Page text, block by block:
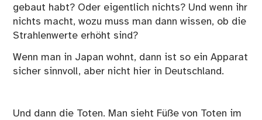
gebaut habt? Oder eigentlich nichts? Und wenn ihr
nichts macht, wozu muss man dann wissen, ob die
Strahlenwerte erhöht sind?
Wenn man in Japan wohnt, dann ist so ein Apparat
sicher sinnvoll, aber nicht hier in Deutschland.
Und dann die Toten. Man sieht Füße von Toten im